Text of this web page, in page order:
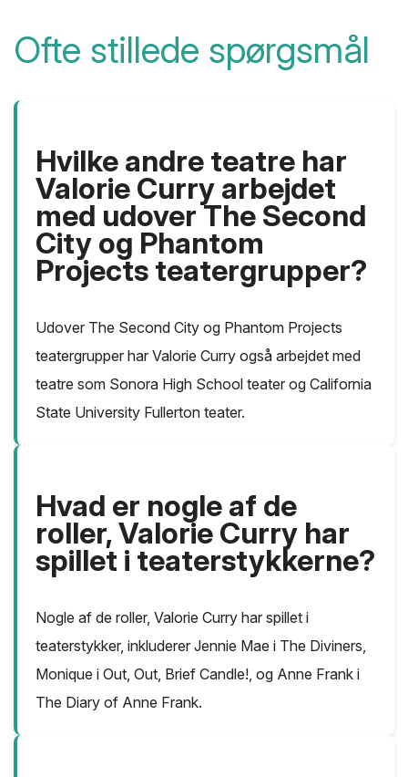
Ofte stillede spørgsmål
Hvilke andre teatre har
Valorie Curry arbejdet
med udover The Second
City og Phantom
Projects teatergrupper?
Udover The Second City og Phantom Projects
teatergrupper har Valorie Curry også arbejdet med
teatre som Sonora High School teater og California
State University Fullerton teater.
Hvad er nogle af de
roller, Valorie Curry har
spillet i teaterstykkerne?
Nogle af de roller, Valorie Curry har spillet i
teaterstykker, inkluderer Jennie Mae i The Diviners,
Monique i Out, Out, Brief Candle!, og Anne Frank i
The Diary of Anne Frank.